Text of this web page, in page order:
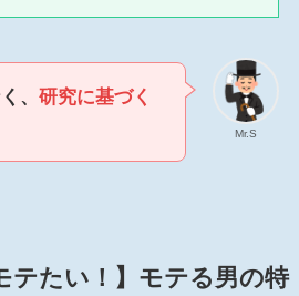
Mr.S
、 研究に基づく
テたい！】モテる男の特